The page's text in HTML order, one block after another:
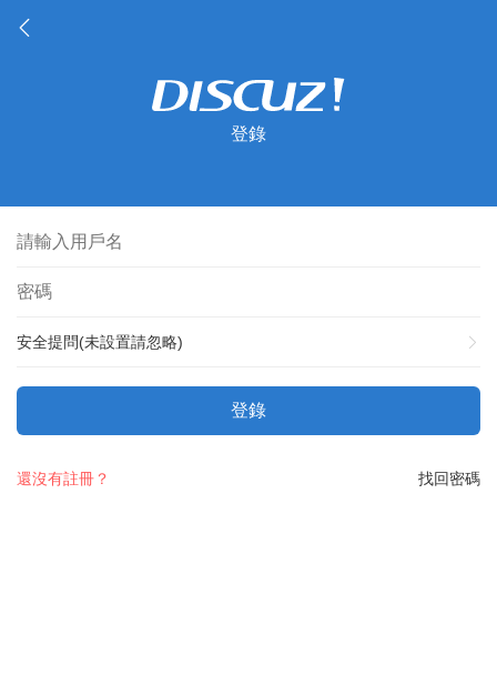
登錄
安全提問(未設置請忽略)
登錄
找回密碼
還沒有註冊？